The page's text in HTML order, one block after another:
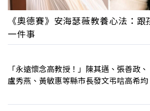
《奧德賽》安海瑟薇教養心法：
一件事
「永遠懷念高教授！」陳其邁、張善政、
盧秀燕、黃敏惠等縣市長發文弔唁高希均